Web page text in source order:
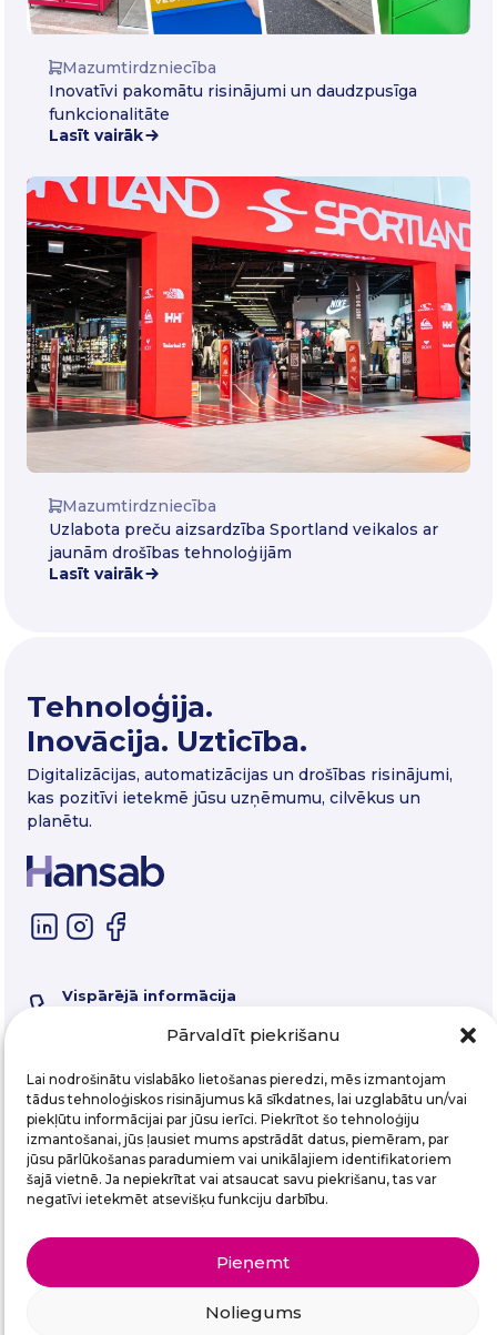
Pārvaldīt piekrišanu
Lai nodrošinātu vislabāko lietošanas pieredzi, mēs izmantojam
tādus tehnoloģiskos risinājumus kā sīkdatnes, lai uzglabātu un/vai
piekļūtu informācijai par jūsu ierīci. Piekrītot šo tehnoloģiju
izmantošanai, jūs ļausiet mums apstrādāt datus, piemēram, par
jūsu pārlūkošanas paradumiem vai unikālajiem identifikatoriem
šajā vietnē. Ja nepiekrītat vai atsaucat savu piekrišanu, tas var
negatīvi ietekmēt atsevišķu funkciju darbību.
Pieņemt
Noliegums
Mazumtirdzniecība
Inovatīvi pakomātu risinājumi un daudzpusīga
funkcionalitāte
Lasīt vairāk
Mazumtirdzniecība
Uzlabota preču aizsardzība Sportland veikalos ar
jaunām drošības tehnoloģijām
Lasīt vairāk
Tehnoloģija.
Inovācija. Uzticība.
Digitalizācijas, automatizācijas un drošības risinājumi,
kas pozitīvi ietekmē jūsu uzņēmumu, cilvēkus un
planētu.
Vispārējā informācija
Servisa tālrunis
E-pasts
hansab@hansab.lv
Abonē mūsu e-pastu vēstkopu!
Email(Required)